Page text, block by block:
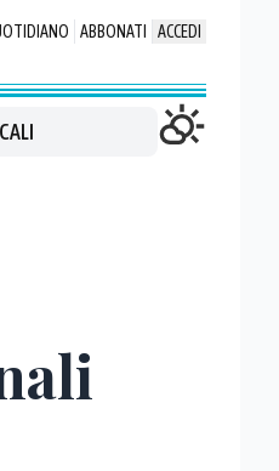
ABBONATI ACCEDI